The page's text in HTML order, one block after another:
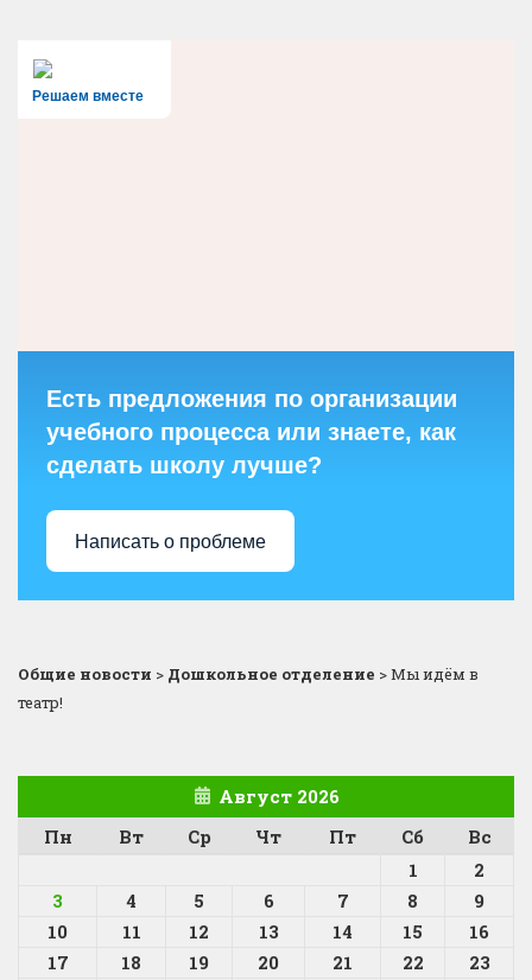
Решаем вместе
Есть предложения по организации
учебного процесса или знаете, как
сделать школу лучше?
Написать о проблеме
Общие новости > Дошкольное отделение >Мы идём в
театр!
Август 2026
Пн
Вт Ср Чт Пт Сб
Вс
1
2
3
4 5 6 7 8
9
10
11 12 13 14 15
16
17
18 19 20 21 22
23